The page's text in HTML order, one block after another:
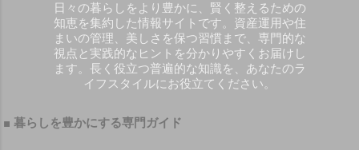
日々の暮らしをより豊かに、賢く整えるための
知恵を集約した情報サイトです。資産運用や住
まいの管理、美しさを保つ習慣まで、専門的な
視点と実践的なヒントを分かりやすくお届けし
ます。長く役立つ普遍的な知識を、あなたのラ
イフスタイルにお役立てください。
■ 暮らしを豊かにする専門ガイド